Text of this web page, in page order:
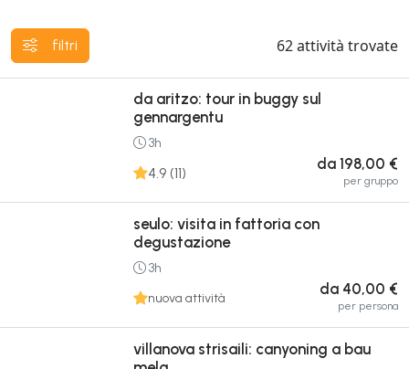
filtri 62attività trovate
da aritzo: tour in buggy sul
gennargentu
3h
4.9 (11) da 198,00 €
per gruppo
seulo: visita in fattoria con
degustazione
3h
nuova attività
da 40,00 €
per persona
villanova strisaili: canyoning a bau